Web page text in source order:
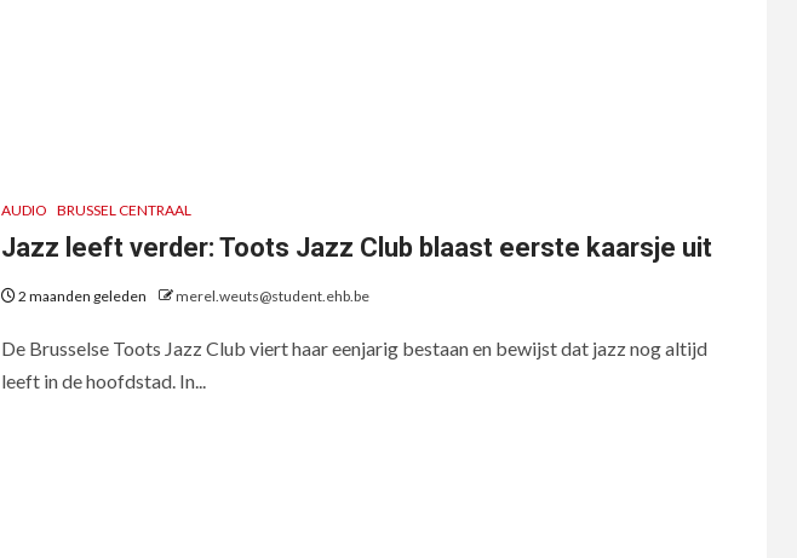
AUDIO BRUSSEL CENTRAAL
Jazz leeft verder: Toots Jazz Club blaast eerste kaarsje uit
2 maanden geleden merel.weuts@student.ehb.be
De Brusselse Toots Jazz Club viert haar eenjarig bestaan en bewijst dat jazz nog altijd
leeft in de hoofdstad. In...